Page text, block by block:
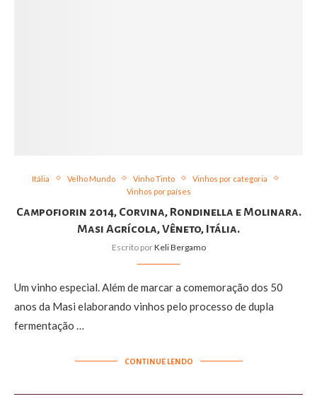
Itália Velho Mundo Vinho Tinto
Vinhos por categoria
Vinhos por países
Campofiorin 2014, Corvina, Rondinella e Molinara.
Masi Agrícola, Vêneto, Itália.
Escrito porKeli Bergamo
Um vinho especial. Além de marcar a comemoração dos 50
anos da Masi elaborando vinhos pelo processo de dupla
fermentação …
CONTINUE LENDO